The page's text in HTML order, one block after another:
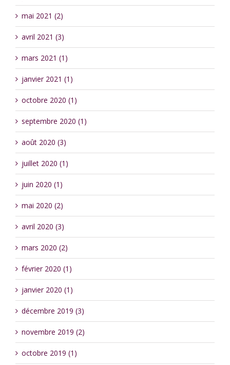
mai 2021 (2)
avril 2021 (3)
mars 2021 (1)
janvier 2021 (1)
octobre 2020 (1)
septembre 2020 (1)
août 2020 (3)
juillet 2020 (1)
juin 2020 (1)
mai 2020 (2)
avril 2020 (3)
mars 2020 (2)
février 2020 (1)
janvier 2020 (1)
décembre 2019 (3)
novembre 2019 (2)
octobre 2019 (1)